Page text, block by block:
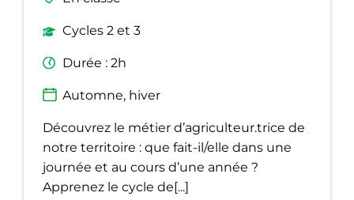
Cycles 2 et 3
Durée : 2h
Automne, hiver
Découvrez le métier d’agriculteur.trice de
notre territoire : que fait-il/elle dans une
journée et au cours d’une année ?
Apprenez le cycle de[...]